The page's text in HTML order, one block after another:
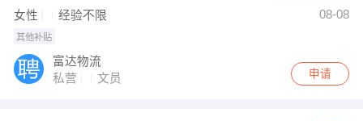
女性 经验不限 08-08
其他补贴
富达物流
私营
文员 申请